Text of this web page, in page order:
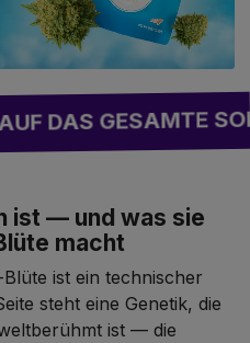
GESAMTE
ist — und was sie
macht
ist ein technischer
steht eine Genetik, die
ist — die